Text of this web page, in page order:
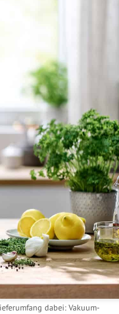
dabei: Vakuum-